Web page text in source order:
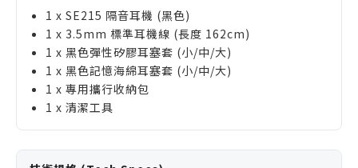
1 x SE215 隔音耳機 (黑色)
1 x 3.5mm 標準耳機線 (長度 162cm)
1 x 黑色彈性矽膠耳塞套 (小/中/大)
1 x 黑色記憶海綿耳塞套 (小/中/大)
1 x 專用攜行收納包
1 x 清潔工具